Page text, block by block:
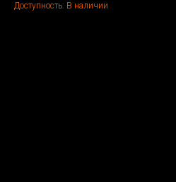
Доступность: В наличии